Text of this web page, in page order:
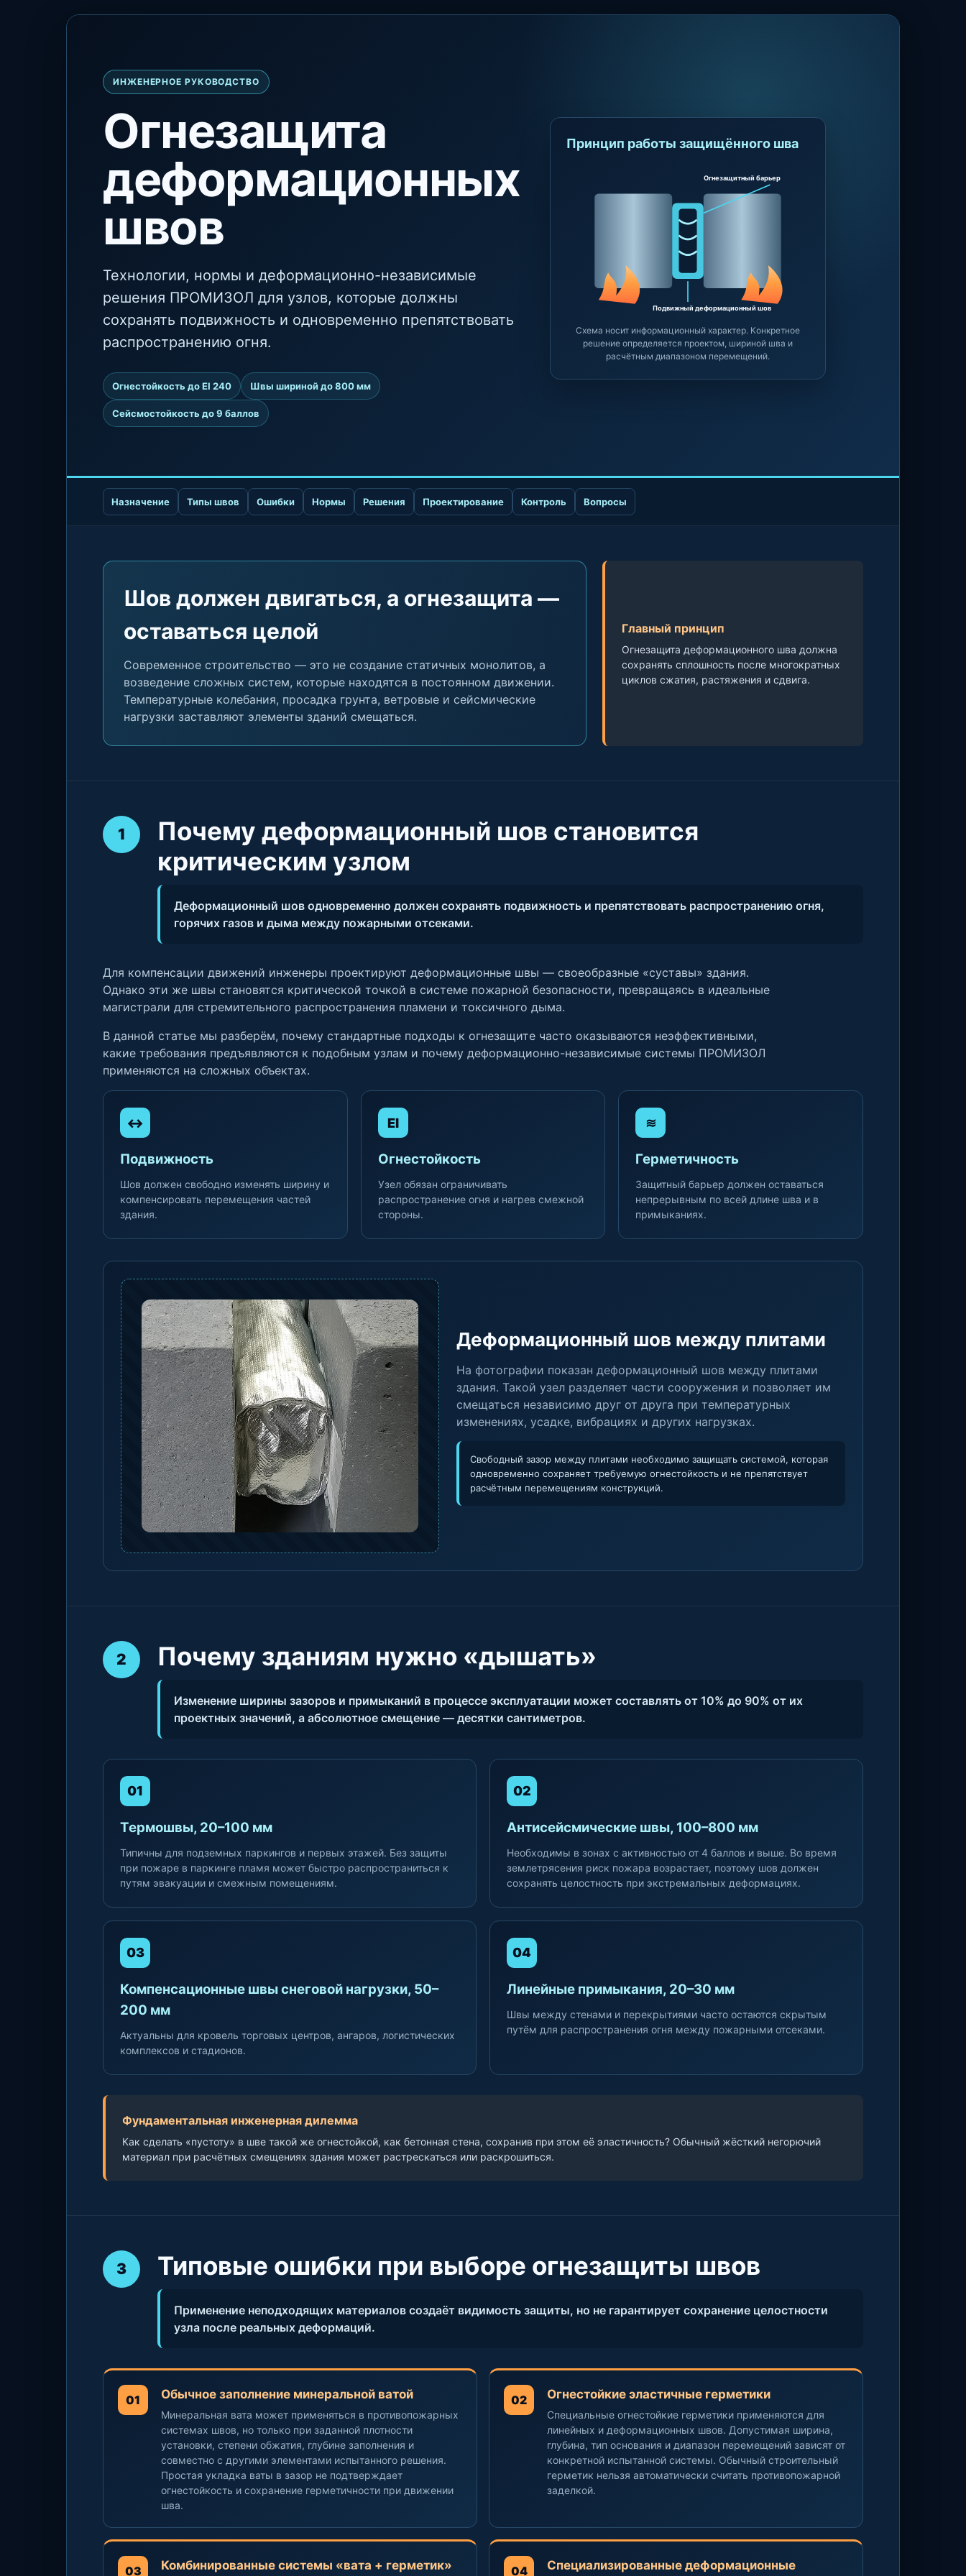
ИНЖЕНЕРНОЕ РУКОВОДСТВО
Огнезащита
деформационных
швов
Технологии, нормы и деформационно-независимые
решения ПРОМИЗОЛ для узлов, которые должны
сохранять подвижность и одновременно препятствовать
распространению огня.
Огнестойкость до EI 240 Швы шириной до 800 мм
Сейсмостойкость до 9 баллов
Принцип работы защищённого шва
Огнезащитный барьер
Подвижный деформационный шов
Схема носит информационный характер. Конкретное
решение определяется проектом, шириной шва и
расчётным диапазоном перемещений.
Назначение Типы швов Ошибки Нормы Решения Проектирование Контроль Вопросы
Шов должен двигаться, а огнезащита —
оставаться целой
Современное строительство — это не создание статичных монолитов, а
возведение сложных систем, которые находятся в постоянном движении.
Температурные колебания, просадка грунта, ветровые и сейсмические
нагрузки заставляют элементы зданий смещаться.
Главный принцип
Огнезащита деформационного шва должна
сохранять сплошность после многократных
циклов сжатия, растяжения и сдвига.
1
Почему деформационный шов становится
критическим узлом
Деформационный шов одновременно должен сохранять подвижность и препятствовать распространению огня,
горячих газов и дыма между пожарными отсеками.
Для компенсации движений инженеры проектируют деформационные швы — своеобразные «суставы» здания.
Однако эти же швы становятся критической точкой в системе пожарной безопасности, превращаясь в идеальные
магистрали для стремительного распространения пламени и токсичного дыма.
В данной статье мы разберём, почему стандартные подходы к огнезащите часто оказываются неэффективными,
какие требования предъявляются к подобным узлам и почему деформационно-независимые системы ПРОМИЗОЛ
применяются на сложных объектах.
↔
Подвижность
Шов должен свободно изменять ширину и
компенсировать перемещения частей
здания.
EI
Огнестойкость
Узел обязан ограничивать
распространение огня и нагрев смежной
стороны.
≋
Герметичность
Защитный барьер должен оставаться
непрерывным по всей длине шва и в
примыканиях.
Деформационный шов между плитами
На фотографии показан деформационный шов между плитами
здания. Такой узел разделяет части сооружения и позволяет им
смещаться независимо друг от друга при температурных
изменениях, усадке, вибрациях и других нагрузках.
Свободный зазор между плитами необходимо защищать системой, которая
одновременно сохраняет требуемую огнестойкость и не препятствует
расчётным перемещениям конструкций.
2 Почему зданиям нужно «дышать»
Изменение ширины зазоров и примыканий в процессе эксплуатации может составлять от 10% до 90% от их
проектных значений, а абсолютное смещение — десятки сантиметров.
01
Термошвы, 20–100 мм
Типичны для подземных паркингов и первых этажей. Без защиты
при пожаре в паркинге пламя может быстро распространиться к
путям эвакуации и смежным помещениям.
02
Антисейсмические швы, 100–800 мм
Необходимы в зонах с активностью от 4 баллов и выше. Во время
землетрясения риск пожара возрастает, поэтому шов должен
сохранять целостность при экстремальных деформациях.
03
Компенсационные швы снеговой нагрузки, 50–
200 мм
Актуальны для кровель торговых центров, ангаров, логистических
комплексов и стадионов.
04
Линейные примыкания, 20–30 мм
Швы между стенами и перекрытиями часто остаются скрытым
путём для распространения огня между пожарными отсеками.
Фундаментальная инженерная дилемма
Как сделать «пустоту» в шве такой же огнестойкой, как бетонная стена, сохранив при этом её эластичность? Обычный жёсткий негорючий
материал при расчётных смещениях здания может растрескаться или раскрошиться.
3 Типовые ошибки при выборе огнезащиты швов
Применение неподходящих материалов создаёт видимость защиты, но не гарантирует сохранение целостности
узла после реальных деформаций.
01 Обычное заполнение минеральной ватой
Минеральная вата может применяться в противопожарных
системах швов, но только при заданной плотности
установки, степени обжатия, глубине заполнения и
совместно с другими элементами испытанного решения.
Простая укладка ваты в зазор не подтверждает
огнестойкость и сохранение герметичности при движении
шва.
02 Огнестойкие эластичные герметики
Специальные огнестойкие герметики применяются для
линейных и деформационных швов. Допустимая ширина,
глубина, тип основания и диапазон перемещений зависят от
конкретной испытанной системы. Обычный строительный
герметик нельзя автоматически считать противопожарной
заделкой.
03 Комбинированные системы «вата + герметик» 04 Специализированные деформационные